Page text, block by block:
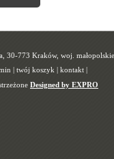
30-773 Kraków, woj.
twój koszyk kontakt
Designed by EXPRO